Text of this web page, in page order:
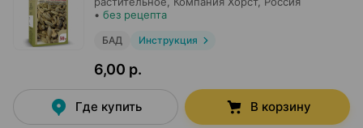
• без рецепта
БАД Инструкция
6,00 р.
Где купить В корзину